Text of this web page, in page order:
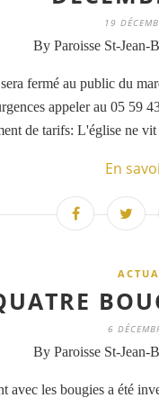
19
By Paroisse St-Jean-
fermé au public du
appeler au 05 59
de tarifs: L'église ne vit
En
6
By Paroisse St-Jean-
avec les bougies a été